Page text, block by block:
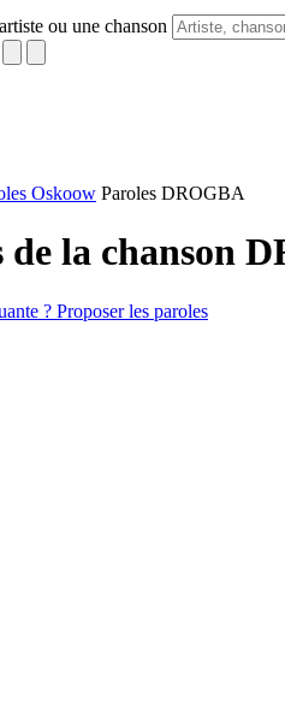
ou une chanson
Oskoow Paroles DROGBA
de la chanson
? Proposer les paroles